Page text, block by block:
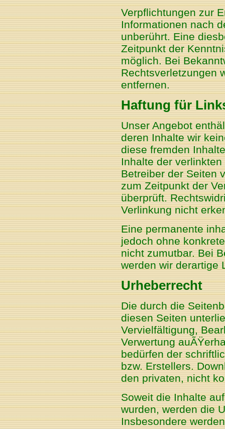
Verpflichtungen zur
Informationen nach
unberührt. Eine
Zeitpunkt der
möglich. Bei
Rechtsverletzungen
entfernen.
Haftung für
Unser Angebot
deren Inhalte wir
diese fremden
Inhalte der
Betreiber der Seiten
zum Zeitpunkt der
überprüft.
Verlinkung nicht
Eine permanente
jedoch ohne
nicht zumutbar. Bei
werden wir derartige
Urheberrecht
Die durch die
diesen Seiten
Vervielfältigung,
Verwertung
bedürfen der
bzw. Erstellers.
den privaten, nicht
Soweit die Inhalte
wurden, werden die
Insbesondere